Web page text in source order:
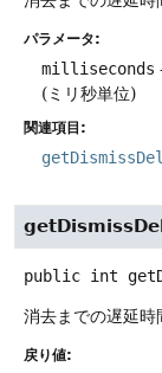
パラメータ:
milliseconds
(ミリ秒単位)
関連項目:
public int
消去までの遅延時
戻り値: